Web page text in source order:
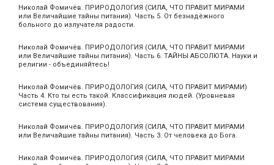
Николай Фомичёв. ПРИРОДОЛОГИЯ (СИЛА, ЧТО ПРАВИТ МИРАМИ
или Величайшие тайны питания). Часть 5. От безнадёжного
больного до излучателя радости.
Николай Фомичёв. ПРИРОДОЛОГИЯ (СИЛА, ЧТО ПРАВИТ МИРАМИ
или Величайшие тайны питания). Часть 6. ТАЙНЫ АБСОЛЮТА. Науки и
религии - объединяйтесь!
Николай Фомичёв. ПРИРОДОЛОГИЯ (СИЛА, ЧТО ПРАВИТ МИРАМИ)
Часть 4. Кто ты есть такой. Классификация людей. (Уровневая
система существования).
Николай Фомичёв. ПРИРОДОЛОГИЯ (СИЛА, ЧТО ПРАВИТ МИРАМИ
или Величайшие тайны питания). Часть 3. От человека до Бога.
Николай Фомичёв. ПРИРОДОЛОГИЯ (СИЛА, ЧТО ПРАВИТ МИРАМИ